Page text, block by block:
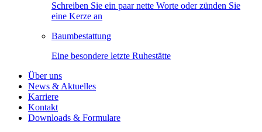
Schreiben Sie ein paar nette Worte oder zünden Sie
eine Kerze an
Baumbestattung
Eine besondere letzte Ruhestätte
Über uns
News & Aktuelles
Karriere
Kontakt
Downloads & Formulare